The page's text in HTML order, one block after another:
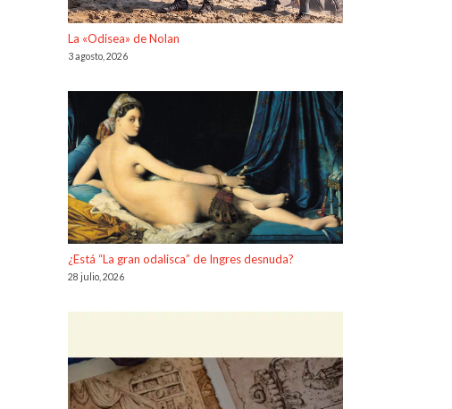
La «Odisea» de Nolan
3 agosto, 2026
¿Está “La gran odalisca” de Ingres desnuda?
28 julio, 2026